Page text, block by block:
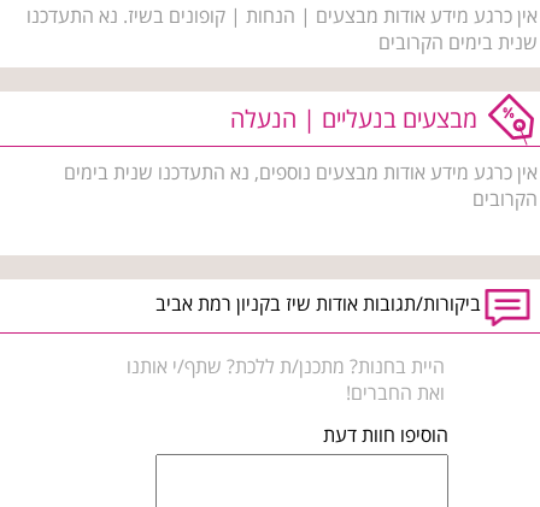
אין כרגע מידע אודות מבצעים | הנחות | קופונים בשיז. נא התעדכנו
שנית בימים הקרובים
מבצעים בנעליים | הנעלה
אין כרגע מידע אודות מבצעים נוספים, נא התעדכנו שנית בימים
הקרובים
ביקורות/תגובות אודות שיז בקניון רמת אביב
היית בחנות? מתכנן/ת ללכת? שתף/י אותנו
ואת החברים!
הוסיפו חוות דעת